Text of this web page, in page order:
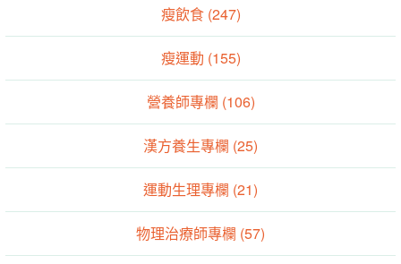
瘦飲食 (247)
瘦運動 (155)
營養師專欄 (106)
漢方養生專欄 (25)
運動生理專欄 (21)
物理治療師專欄 (57)